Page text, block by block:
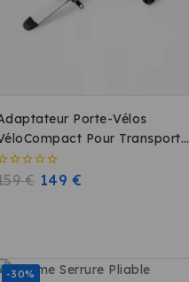
Porte-Vélos
Pour Transporter
Vélo Supplémentaire.
€ 149€
-30%